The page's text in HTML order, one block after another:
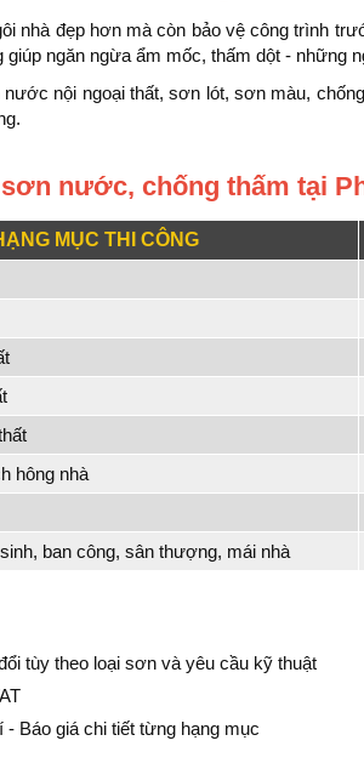
nhà đẹp hơn mà còn bảo vệ công trình
ngăn ngừa ẩm mốc, thấm dột - những
nội ngoại thất, sơn lót, sơn màu,
nước, chống thấm tại
MỤC THI CÔNG
hông nhà
ban công, sân thượng, mái nhà
tùy theo loại sơn và yêu cầu kỹ thuật
Báo giá chi tiết từng hạng mục